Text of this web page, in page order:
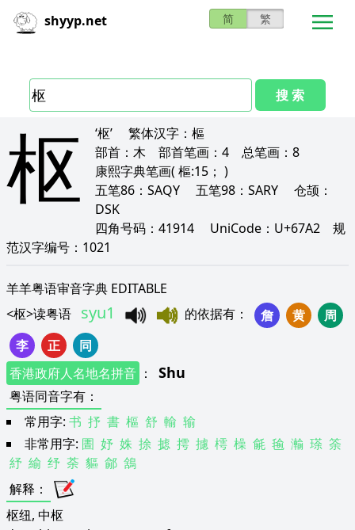
shyyp.net 简 繁
搜 索
枢 ‘枢’ 繁体汉字： 樞
部首： 木 部首笔画： 4 总笔画： 8
康熙字典笔画( 樞:15； )
五笔86： SAQY 五笔98： SARY 仓颉：
DSK
四角号码： 41914 UniCode： U+67A2 规
范汉字编号： 1021
羊羊粤语审音字典 EDITABLE
<枢>读粤语 syu1 的依据有 ： 詹 黄
周
李
正
同
香港政府人名地名拼音 ： Shu
粤语同音字有 ：
常用字: 书 抒 書 樞 舒 輸 输
非常用字: 圕 妤 姝 捈 摅 摴 攄 樗 橾 毹 毺 瀭 瑹 筡
紓 緰 纾 荼 貙 鄃 鵨
解释 ：
枢纽, 中枢